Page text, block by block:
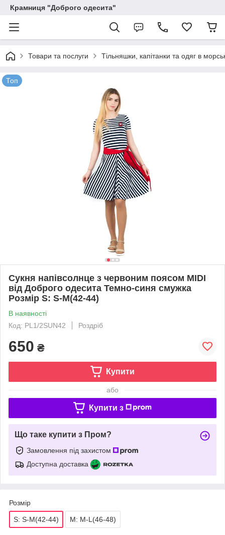
Крамниця "Доброго одесита"
Товари та послуги Тільняшки, капітанки та одяг в
Топ
Сукня напівсолнце з червоним поясом MIDI
від Доброго одесита Темно-синя смужка
Розмір S: S-M(42-44)
В наявності
Код: PL1/2SUN42
Роздріб
650 ₴
Купити
або
Купити з
Що таке купити з Пром?
Замовлення під захистом
Доступна доставка
Розмір
S: S-M(42-44) M: M-L(46-48)